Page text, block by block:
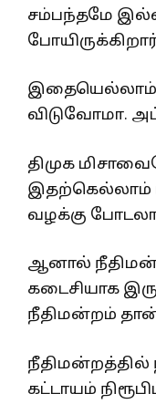
சம்பந்தமே
இதையெல்லாம்
விடுவோமா.
திமுக
இதற்கெல்லாம்
வழக்கு
ஆனால்
கடைசியாக
நீதிமன்றம்
நீதிமன்றத்தில்
கட்டாயம்